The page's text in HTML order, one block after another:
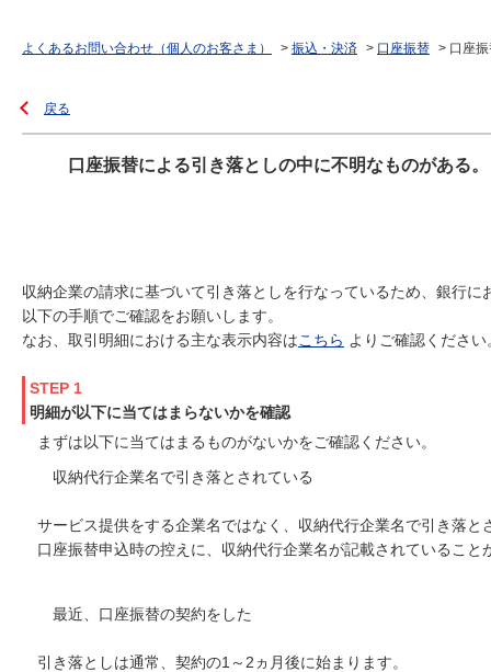
よくあるお問い合わせ（個人のお客さま） > 振込・決済 > 口座振替 > 口座
戻る
口座振替による引き落としの中に不明なものがある。
収納企業の請求に基づいて引き落としを行なっているため、銀行
以下の手順でご確認をお願いします。
なお、取引明細における主な表示内容はこちら よりご確認ください
STEP 1
明細が以下に当てはまらないかを確認
まずは以下に当てはまるものがないかをご確認ください。
収納代行企業名で引き落とされている
サービス提供をする企業名ではなく、収納代行企業名で引き落と
口座振替申込時の控えに、収納代行企業名が記載されているこ
最近、口座振替の契約をした
引き落としは通常、契約の1～2ヵ月後に始まります。